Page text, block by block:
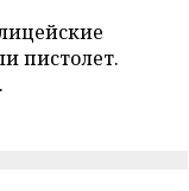
пистолет.